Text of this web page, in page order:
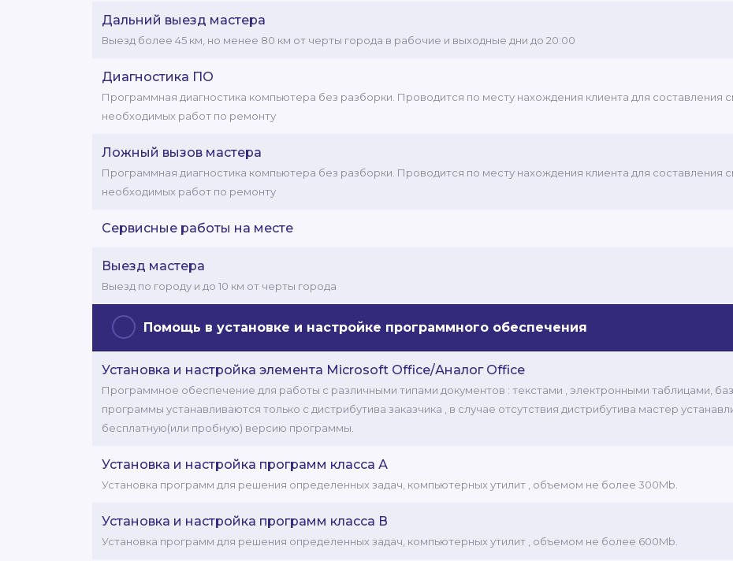
Дальний выезд мастера
Выезд более 45 км, но менее 80 км от черты города в рабочие и выходные дни до 20:00
Диагностика ПО
Программная диагностика компьютера без разборки. Проводится по месту нахождения клиента для составления
необходимых работ по ремонту
Ложный вызов мастера
Программная диагностика компьютера без разборки. Проводится по месту нахождения клиента для составления
необходимых работ по ремонту
Сервисные работы на месте
Выезд мастера
Выезд по городу и до 10 км от черты города
Помощь в установке и настройке программного обеспечения
Установка и настройка элемента Microsoft Office/Аналог Office
Программное обеспечение для работы с различными типами документов : текстами , электронными таблицами,
программы устанавливаются только с дистрибутива заказчика , в случае отсутствия дистрибутива мастер
бесплатную(или пробную) версию программы.
Установка и настройка программ класса А
Установка программ для решения определенных задач, компьютерных утилит , объемом не более 300Mb.
Установка и настройка программ класса В
Установка программ для решения определенных задач, компьютерных утилит , объемом не более 600Mb.